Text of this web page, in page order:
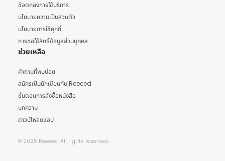
ข้อตกลงการใช้บริการ
นโยบายความเป็นส่วนตัว
นโยบายการใช้คุกกี้
การขอใช้สิทธิ์ข้อมูลส่วนบุคคล
ช่วยเหลือ
คำถามที่พบบ่อย
สมัครเป็นนักเขียนกับ Reeeed
ขั้นตอนการสั่งซื้อหนังสือ
บทความ
ดาวน์โหลดแอป
© 2025 Reeeed. All rights reserved.